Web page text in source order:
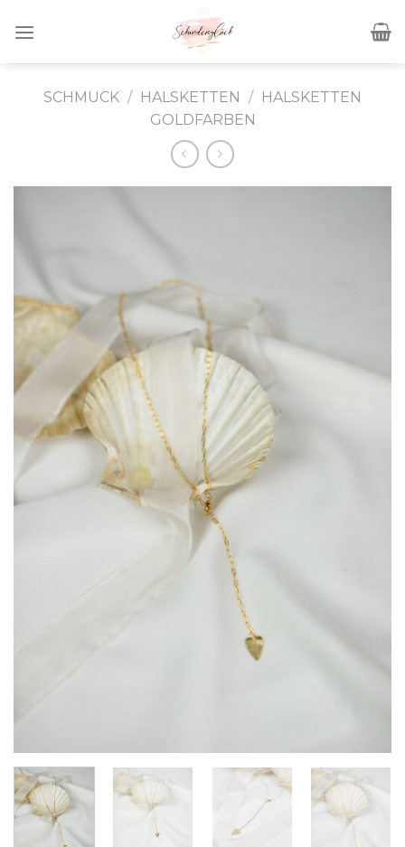
SCHMUCK / HALSKETTEN / HALSKETTEN
GOLDFARBEN